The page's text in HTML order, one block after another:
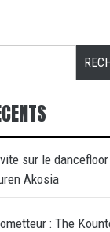
sur le
Akosia
: The